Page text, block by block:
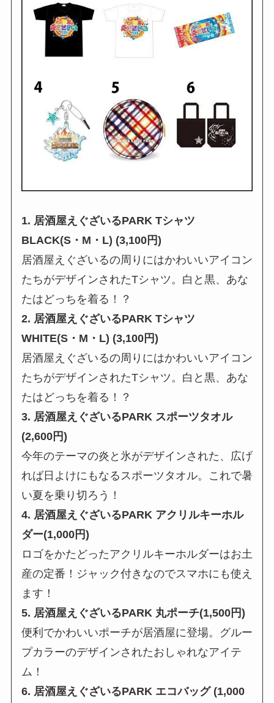
1. 居酒屋えぐざいるPARK Tシャツ
BLACK(S・M・L) (3,100円)
居酒屋えぐざいるの周りにはかわいいアイコン
たちがデザインされたTシャツ。白と黒、あな
たはどっちを着る！？
2. 居酒屋えぐざいるPARK Tシャツ
WHITE(S・M・L) (3,100円)
居酒屋えぐざいるの周りにはかわいいアイコン
たちがデザインされたTシャツ。白と黒、あな
たはどっちを着る！？
3. 居酒屋えぐざいるPARK スポーツタオル
(2,600円)
今年のテーマの炎と氷がデザインされた、広げ
れば日よけにもなるスポーツタオル。これで暑
い夏を乗り切ろう！
4. 居酒屋えぐざいるPARK アクリルキーホル
ダー(1,000円)
ロゴをかたどったアクリルキーホルダーはお土
産の定番！ジャック付きなのでスマホにも使え
ます！
5. 居酒屋えぐざいるPARK 丸ポーチ(1,500円)
便利でかわいいポーチが居酒屋に登場。グルー
プカラーのデザインされたおしゃれなアイテ
ム！
6. 居酒屋えぐざいるPARK エコバッグ (1,000